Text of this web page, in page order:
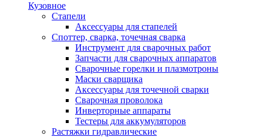
Кузовное
Стапели
Аксессуары для стапелей
Споттер, сварка, точечная сварка
Инструмент для сварочных работ
Запчасти для сварочных аппаратов
Сварочные горелки и плазмотроны
Маски сварщика
Аксессуары для точечной сварки
Сварочная проволока
Инверторные аппараты
Тестеры для аккумуляторов
Растяжки гидравлические